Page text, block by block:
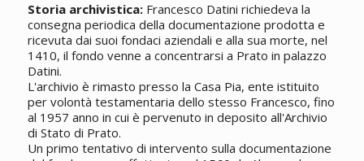
Storia archivistica:Francesco Datini richiedeva la
consegna periodica della documentazione prodotta e
ricevuta dai suoi fondaci aziendali e alla sua morte, nel
1410, il fondo venne a concentrarsi a Prato in palazzo
Datini.
L'archivio è rimasto presso la Casa Pia, ente istituito
per volontà testamentaria dello stesso Francesco, fino
al 1957 anno in cui è pervenuto in deposito all'Archivio
di Stato di Prato.
Un primo tentativo di intervento sulla documentazione